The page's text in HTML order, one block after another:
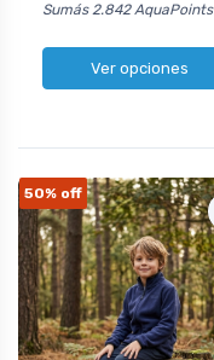
Sumás 2.842 AquaPoints
Ver opciones
50% off